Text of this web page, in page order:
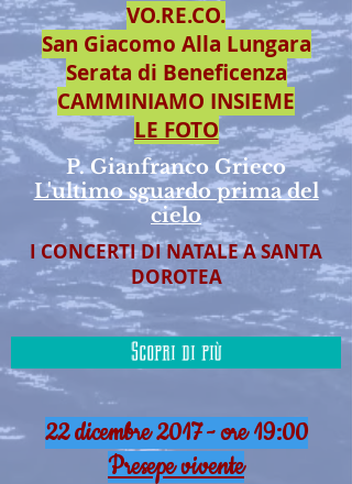
VO.RE.CO.
San Giacomo Alla Lungara
Serata di Beneficenza
CAMMINIAMO INSIEME
LE FOTO
P. Gianfranco Grieco
L'ultimo sguardo prima del
cielo
I CONCERTI DI NATALE A SANTA
DOROTEA
Scopri di più
22 dicembre 2017 - ore 19:00
Presepe vivente